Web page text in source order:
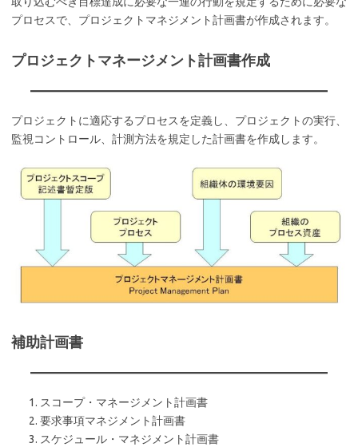
プロセスで、プロジェクトマネジメント計画書が作成されます。
プロジェクトマネージメント計画書作成
プロジェクトに適応するプロセスを定義し、プロジェクトの実行、
監視コントロール、計測方法を規定した計画書を作成します。
補助計画書
スコープ・マネージメント計画書
要求事項マネジメント計画書
スケジュール・マネジメント計画書